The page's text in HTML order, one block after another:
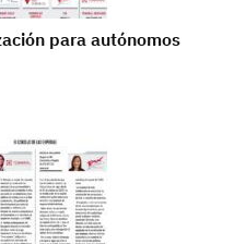
para autónomos